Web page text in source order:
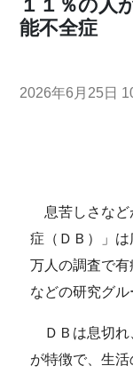
１１％の人
能不全症
2026年6月25日
息苦しさなど
症（ＤＢ）」
万人の調査で
などの研究グル
ＤＢは息切れ
が特徴で、生